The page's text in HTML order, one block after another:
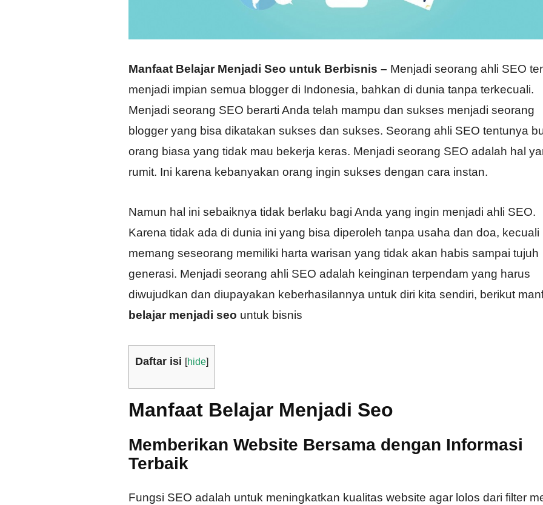
Manfaat Belajar Menjadi Seo untuk Berbisnis – Menjadi seorang ahli SEO
menjadi impian semua blogger di Indonesia, bahkan di dunia tanpa terkecuali.
Menjadi seorang SEO berarti Anda telah mampu dan sukses menjadi seorang
blogger yang bisa dikatakan sukses dan sukses. Seorang ahli SEO tentunya
orang biasa yang tidak mau bekerja keras. Menjadi seorang SEO adalah hal
rumit. Ini karena kebanyakan orang ingin sukses dengan cara instan.
Namun hal ini sebaiknya tidak berlaku bagi Anda yang ingin menjadi ahli SEO.
Karena tidak ada di dunia ini yang bisa diperoleh tanpa usaha dan doa, kecuali
memang seseorang memiliki harta warisan yang tidak akan habis sampai tujuh
generasi. Menjadi seorang ahli SEO adalah keinginan terpendam yang harus
diwujudkan dan diupayakan keberhasilannya untuk diri kita sendiri, berikut
belajar menjadi seo untuk bisnis
Daftar isi [hide]
Manfaat Belajar Menjadi Seo
Memberikan Website Bersama dengan Informasi
Terbaik
Fungsi SEO adalah untuk meningkatkan kualitas website agar lolos dari filter